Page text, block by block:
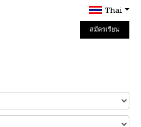
Thai
สมัครเรียน
Online